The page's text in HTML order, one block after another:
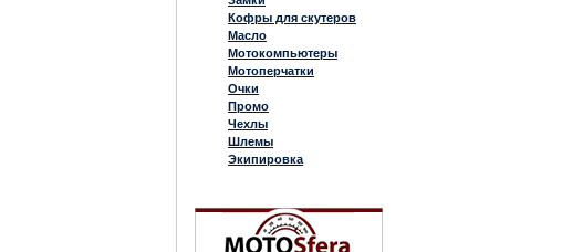
Кофры для скутеров
Масло
Мотокомпьютеры
Мотоперчатки
Очки
Промо
Чехлы
Шлемы
Экипировка